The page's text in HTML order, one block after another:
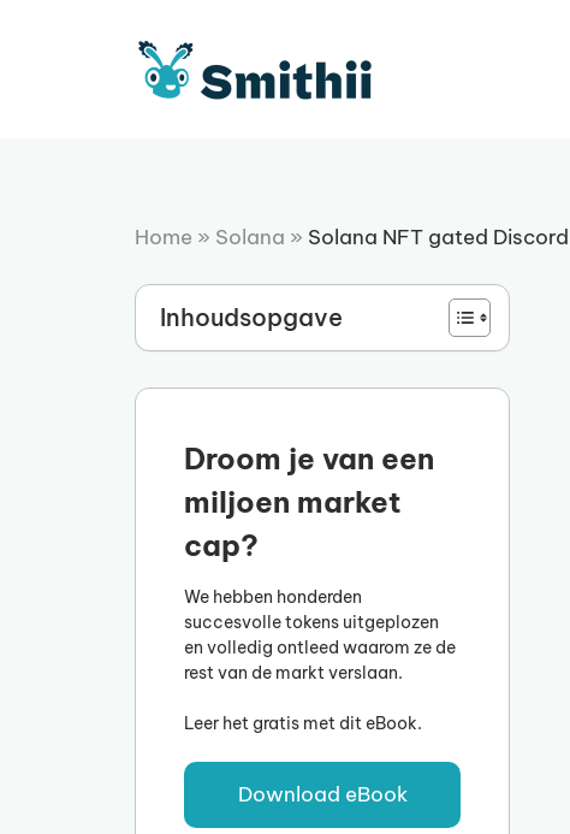
Home » Solana » Solana NFT gated Discord
Inhoudsopgave
Droom je van een
miljoen market
cap?
We hebben honderden
succesvolle tokens uitgeplozen
en volledig ontleed waarom ze de
rest van de markt verslaan.
Leer het gratis met dit eBook.
Download eBook